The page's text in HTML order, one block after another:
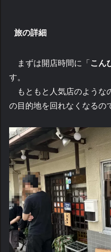
旅の詳細
まずは開店時間に「 こん
す。
もともと人気店のような
の目的地を回れなくなるの